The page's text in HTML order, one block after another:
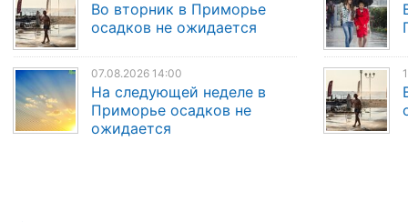
Во вторник в Приморье
осадков не ожидается
07.08.2026 14:00
На следующей неделе в
Приморье осадков не
ожидается